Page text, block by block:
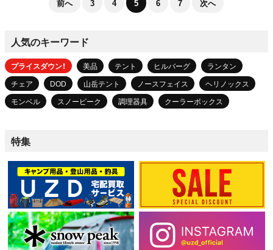
前へ 3 4 5 6 7 次へ
人気のキーワード
プライスダウン！ 美品 テント ヒルバーグ
ランタン
チェア
DOD 山岳テント ノースフェイス
ヘリノックス
モンベル
スノーピーク 調理器具 クーラーボックス
特集